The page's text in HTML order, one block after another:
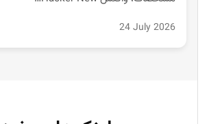
24 July 2026